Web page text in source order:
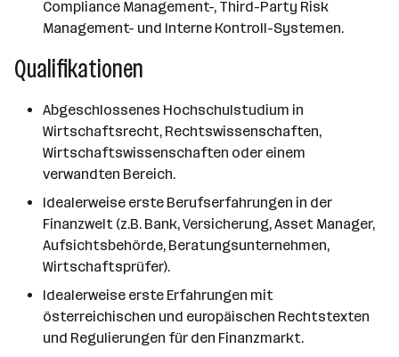
Compliance Management-, Third-Party Risk
Management- und Interne Kontroll-Systemen.
Qualifikationen
Abgeschlossenes Hochschulstudium in
Wirtschaftsrecht, Rechtswissenschaften,
Wirtschaftswissenschaften oder einem
verwandten Bereich.
Idealerweise erste Berufserfahrungen in der
Finanzwelt (z.B. Bank, Versicherung, Asset Manager,
Aufsichtsbehörde, Beratungsunternehmen,
Wirtschaftsprüfer).
Idealerweise erste Erfahrungen mit
österreichischen und europäischen Rechtstexten
und Regulierungen für den Finanzmarkt.